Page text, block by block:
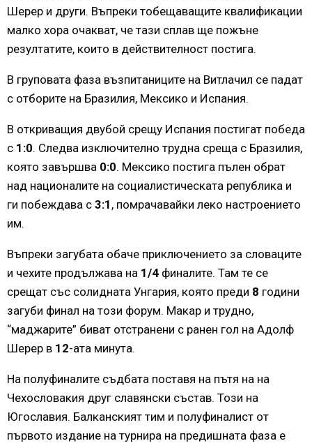
Шерер и други. Въпреки тобещаващите квалификации
малко хора очакват, че тази сплав ще пожъне
резултатите, които в действителност постига.
В груповата фаза възпитаниците на Витлачил се падат
с отборите на Бразилия, Мексико и Испания.
В откриващия двубой срещу Испания постигат победа
с 1:0. Следва изключително трудна среща с Бразилия,
която завършва 0:0. Мексико постига пълен обрат
над националите на социалистическата република и
ги побеждава с 3:1 , помрачавайки леко настроението
им.
Въпреки загубата обаче приключението за словаците
и чехите продължава на 1/4 финалите. Там те се
срещат със солидната Унгария, която преди 8 години
загуби финал на този форум. Макар и трудно,
“маджарите” биват отстранени с ранен гол на Адолф
Шерер в 12-ата минута.
На полуфиналите съдбата поставя на пътя на на
Чехословакия друг славянски състав. Този на
Югославия. Балканският тим и полуфиналист от
първото издание на турнира на предишната фаза е